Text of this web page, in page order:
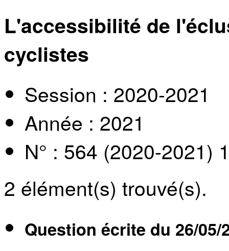
L'accessibilité de
cyclistes
Session : 2020-2021
Année : 2021
N° : 564 (2020-2021)
2 élément(s) trouvé(s).
Question écrite du 26/05/